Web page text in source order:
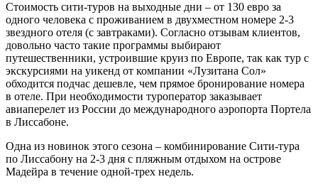
Стоимость сити-туров на выходные дни – от 130 евро за
одного человека с проживанием в двухместном номере 2-3
звездного отеля (с завтраками). Согласно отзывам клиентов,
довольно часто такие программы выбирают
путешественники, устроившие круиз по Европе, так как тур с
экскурсиями на уикенд от компании «Лузитана Сол»
обходится подчас дешевле, чем прямое бронирование номера
в отеле. При необходимости туроператор заказывает
авиаперелет из России до международного аэропорта Портела
в Лиссабоне.
Одна из новинок этого сезона – комбинирование Сити-тура
по Лиссабону на 2-3 дня с пляжным отдыхом на острове
Мадейра в течение одной-трех недель.